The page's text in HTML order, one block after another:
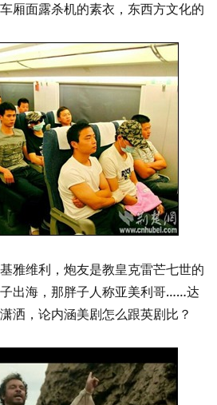
厢面露杀机的素衣，东西方文化的
维利，炮友是教皇克雷芒七世的
出海，那胖子人称亚美利哥……达
洒，论内涵美剧怎么跟英剧比？